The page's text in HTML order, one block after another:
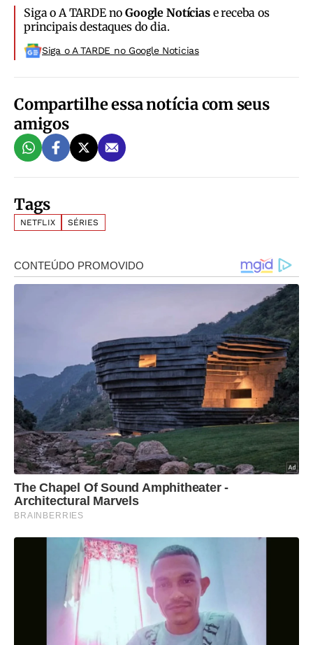
Siga o A TARDE noGoogle Notíciase receba os
principais destaques do dia.
Siga o A TARDE no Google Noticias
Compartilhe essa notícia com seus
amigos
Tags
NETFLIX SÉRIES